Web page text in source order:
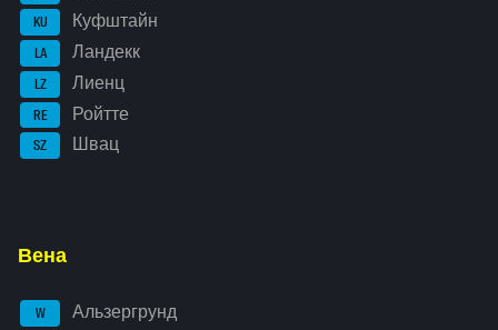
KU Куфштайн
LA Ландекк
LZ Лиенц
RE Ройтте
SZ Швац
Вена
W Альзергрунд